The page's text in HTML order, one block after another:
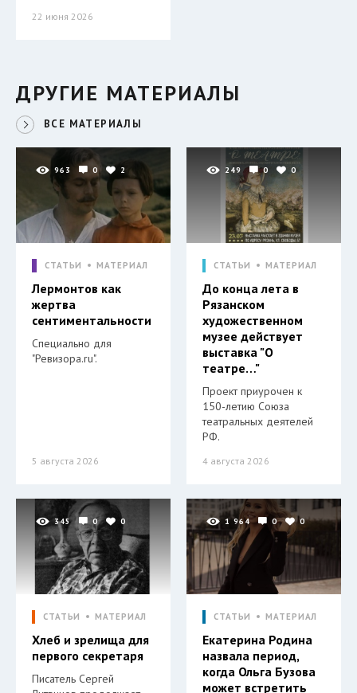
22 июня 2026
ДРУГИЕ МАТЕРИАЛЫ
ВСЕ МАТЕРИАЛЫ
963 0 2
СТАТЬИ МАТЕРИАЛ
Лермонтов как
жертва
сентиментальности
Специально для
"Ревизора.ru".
5 августа 2026
249 0 0
СТАТЬИ МАТЕРИАЛ
До конца лета в
Рязанском
художественном
музее действует
выставка "О
театре…"
Проект приурочен к
150-летию Союза
театральных деятелей
РФ.
4 августа 2026
345 0 0
СТАТЬИ МАТЕРИАЛ
Хлеб и зрелища для
первого секретаря
Писатель Сергей
1 964 0 0
СТАТЬИ МАТЕРИАЛ
Екатерина Родина
назвала период,
когда Ольга Бузова
может встретить